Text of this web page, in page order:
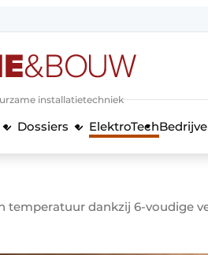
voor de aanmelding
installatietechniek
Dossiers ElektroTech
temperatuur dankzij 6-voudige